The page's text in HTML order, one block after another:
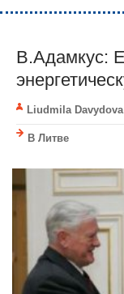
В.Адамкус:
Liudmila Davydova
В Литве